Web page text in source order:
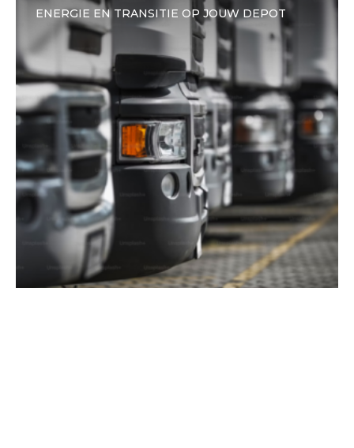
ENERGIE EN TRANSITIE OP JOUW DEPOT
Tankstations
ENERGIE-TRANSITIE IS GEEN THEORIE